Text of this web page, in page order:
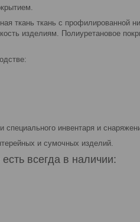
ткань ткань с профилированной
изделиям. Полиуретановое
инвентаря и
и сумочных изделий.
всегда в наличии: